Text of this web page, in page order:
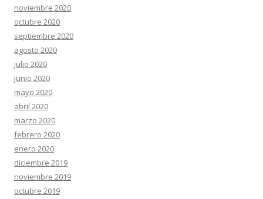
noviembre 2020
octubre 2020
septiembre 2020
agosto 2020
julio 2020
junio 2020
mayo 2020
abril 2020
marzo 2020
febrero 2020
enero 2020
diciembre 2019
noviembre 2019
octubre 2019